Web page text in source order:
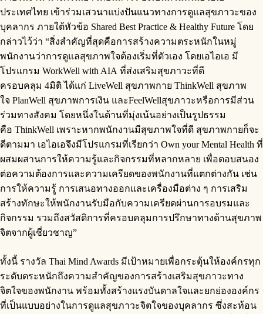
ประเทศไทย เข้าร่วมเสวนาแบ่งปันแนวทางการดูแลสุขภาวะของ
บุคลากร ภายใต้หัวข้อ Shared Best Practice & Healthy Future โดย
กล่าวไว้ว่า “สิ่งสำคัญที่สุดคือการสร้างความตระหนักในหมู่
พนักงานว่าการดูแลสุขภาพใจต้องเริ่มที่ตัวเอง โดยเอไอเอ มี
โปรแกรม WorkWell with AIA ที่ส่งเสริมสุขภาวะที่ดี
ครอบคลุม 4มิติ ได้แก่ LiveWell สุขภาพกาย ThinkWell สุขภาพ
ใจ PlanWell สุขภาพการเงิน และFeelWellสุขภาวะหรือการมีส่วน
ร่วมทางสังคม โดยหนึ่งในด้านที่มุ่งเน้นอย่างเป็นรูปธรรม
คือ ThinkWell เพราะหากพนักงานมีสุขภาพใจที่ดี สุขภาพกายก็จะ
ดีตามมา เอไอเอจึงมีโปรแกรมที่เรียกว่า Own your Mental Health ที่
ผสมผสานการให้ความรู้และกิจกรรมที่หลากหลาย เพื่อตอบสนอง
ต่อความต้องการและความเครียดของพนักงานที่แตกต่างกัน เช่น
การให้ความรู้ การเสนอทางออกและเครื่องมือต่าง ๆ การเสริม
สร้างทักษะให้พนักงานรับมือกับความเครียดผ่านการอบรมและ
กิจกรรม รวมถึงสวัสดิการที่ครอบคลุมการปรึกษาทางด้านสุขภาพ
จิตจากผู้เชี่ยวชาญ”
ทั้งนี้ รางวัล Thai Mind Awards มีเป้าหมายเพื่อกระตุ้นให้องค์กรทุก
ระดับตระหนักถึงความสำคัญของการสร้างเสริมสุขภาวะทาง
จิตใจของพนักงาน พร้อมทั้งสร้างแรงบันดาลใจและยกย่ององค์กร
ที่เป็นแบบอย่างในการดูแลสุขภาวะจิตใจของบุคลากร ซึ่งสะท้อน